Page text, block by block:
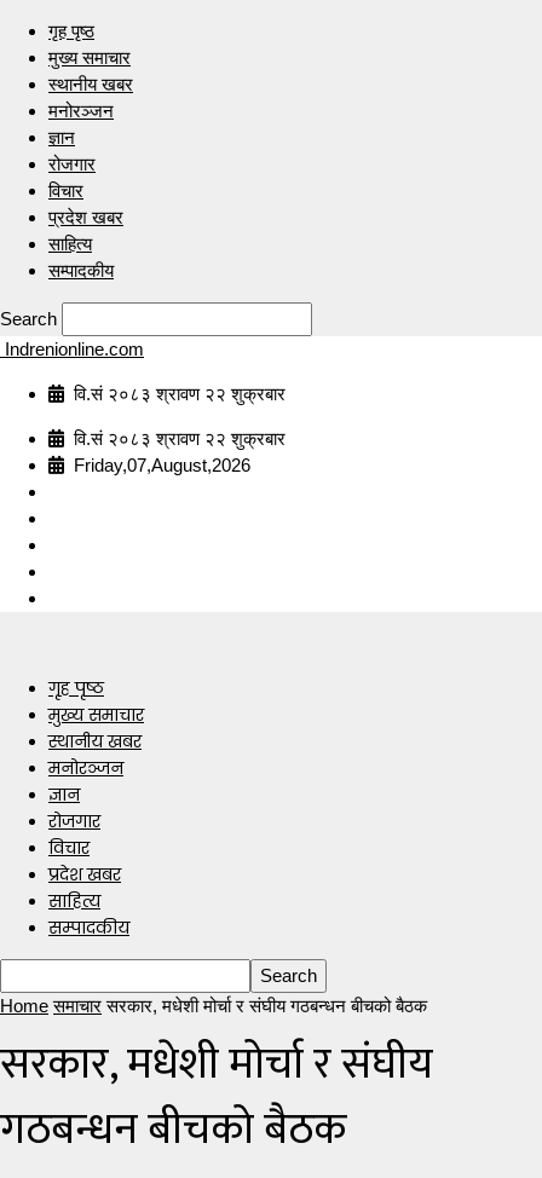
गृह पृष्ठ
मुख्य समाचार
स्थानीय खबर
मनोरञ्जन
ज्ञान
रोजगार
विचार
प्रदेश खबर
साहित्य
सम्पादकीय
Search
Indrenionline.com
वि.सं २०८३ श्रावण २२ शुक्रबार
वि.सं २०८३ श्रावण २२ शुक्रबार
Friday,07,August,2026
गृह पृष्ठ
मुख्य समाचार
स्थानीय खबर
मनोरञ्जन
ज्ञान
रोजगार
विचार
प्रदेश खबर
साहित्य
सम्पादकीय
Home समाचार सरकार, मधेशी मोर्चा र संघीय गठबन्धन बीचको बैठक
सरकार, मधेशी मोर्चा र संघीय
गठबन्धन बीचको बैठक